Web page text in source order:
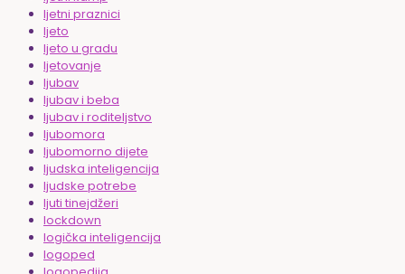
ljetni praznici
ljeto
ljeto u gradu
ljetovanje
ljubav
ljubav i beba
ljubav i roditeljstvo
ljubomora
ljubomorno dijete
ljudska inteligencija
ljudske potrebe
ljuti tinejdžeri
lockdown
logička inteligencija
logoped